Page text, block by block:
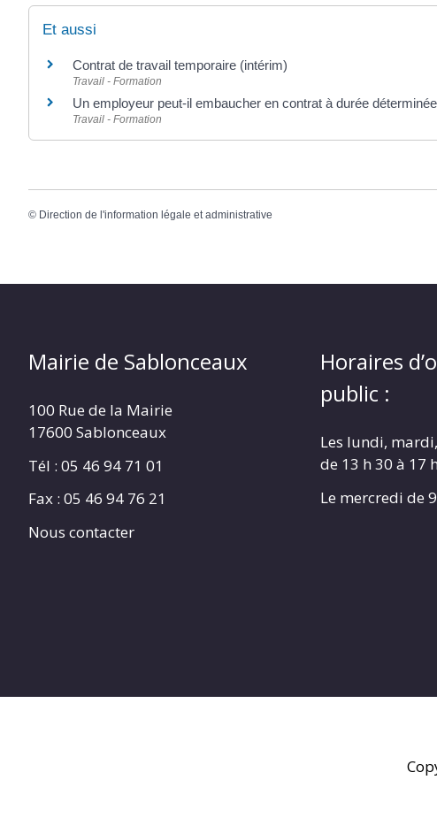
Et aussi
Contrat de travail temporaire (intérim)
Travail - Formation
Un employeur peut-il embaucher en contrat à durée
Travail - Formation
© Direction de l'information légale et administrative
Mairie de Sablonceaux
100 Rue de la Mairie
17600 Sablonceaux
Tél : 05 46 94 71 01
Fax : 05 46 94 76 21
Nous contacter
Horaires
public :
Les lundi,
de 13 h 30 à 17
Le mercredi de